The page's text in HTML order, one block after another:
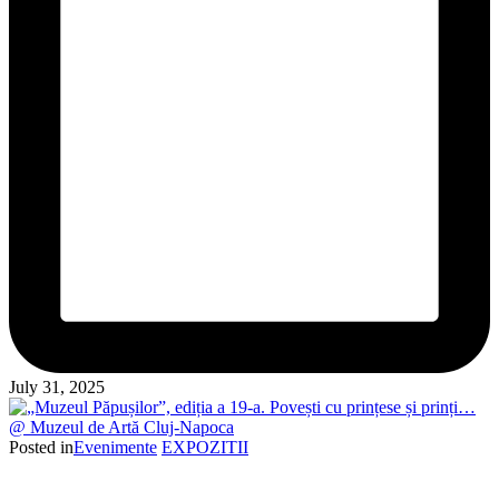
July 31, 2025
Posted inEvenimente EXPOZITII